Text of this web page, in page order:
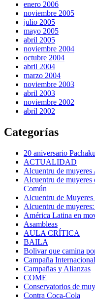
enero 2006
noviembre 2005
julio 2005
mayo 2005
abril 2005
noviembre 2004
octubre 2004
abril 2004
marzo 2004
noviembre 2003
abril 2003
noviembre 2002
abril 2002
Categorías
20 aniversario
ACTUALIDAD
Alcuentru de muyeres
Alcuentru de muyeres
Común
Alcuentru de
Alcuentru de
América Latina en
Asambleas
AULA CRÍTICA
BAILA
Bolivar que camina
Campaña
Campañas y Alianzas
COME
Conservatorios de
Contra Coca-Cola